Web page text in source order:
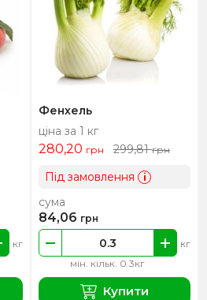
кг
Фенхель
ціна за 1 кг
280,20 грн 299,81грн
Під замовлення i
мін. кільк. 0.3кг
кг
сума
84,06 грн
Купити